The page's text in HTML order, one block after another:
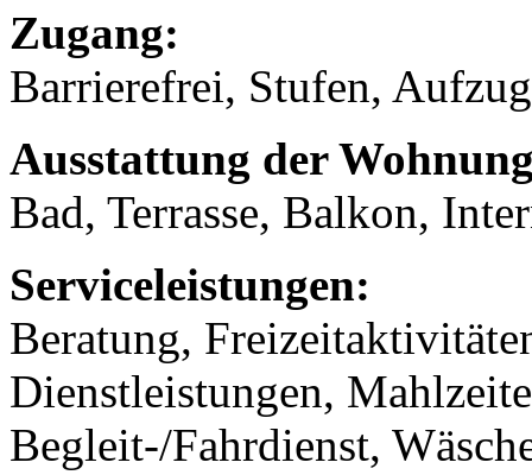
Zugang:
Barrierefrei, Stufen, Aufzug
Ausstattung der
Bad, Terrasse, Balkon,
Serviceleistungen:
Beratung,
Dienstleistungen,
Begleit-/Fahrdienst,